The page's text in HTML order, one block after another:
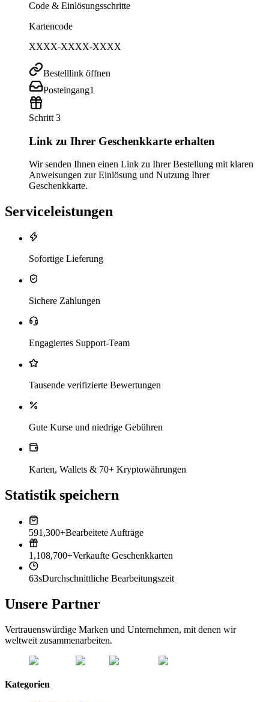
Code & Einlösungsschritte
Kartencode
XXXX-XXXX-XXXX
Bestelllink öffnen
Posteingang1
Schritt 3
Link zu Ihrer Geschenkkarte erhalten
Wir senden Ihnen einen Link zu Ihrer Bestellung mit klaren
Anweisungen zur Einlösung und Nutzung Ihrer
Geschenkkarte.
Serviceleistungen
Sofortige Lieferung
Sichere Zahlungen
Engagiertes Support-Team
Tausende verifizierte Bewertungen
Gute Kurse und niedrige Gebühren
Karten, Wallets & 70+ Kryptowährungen
Statistik speichern
591,300+Bearbeitete Aufträge
1,108,700+Verkaufte Geschenkkarten
63sDurchschnittliche Bearbeitungszeit
Unsere Partner
Vertrauenswürdige Marken und Unternehmen, mit denen wir
weltweit zusammenarbeiten.
Kategorien